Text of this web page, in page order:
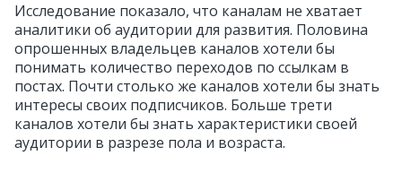
Исследование показало, что каналам не хватает
аналитики об аудитории для развития. Половина
опрошенных владельцев каналов хотели бы
понимать количество переходов по ссылкам в
постах. Почти столько же каналов хотели бы знать
интересы своих подписчиков. Больше трети
каналов хотели бы знать характеристики своей
аудитории в разрезе пола и возраста.